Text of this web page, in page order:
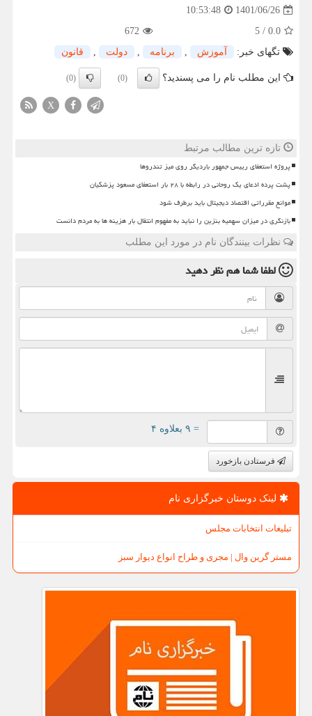
1401/06/26
10:53:48
0.0
/
5
672
تگهای خبر:
آموزش , برنامه , دولت , قانون
این مطلب نام را می پسندید؟ (0)
(0)
X
تازه ترین مطالب مرتبط
پروژه استعفای رییس جمهور باردیگر روی میز تندروها
پشت پرده ادعای یک روحانی در رابطه با ۲۸ بار استعفای مسعود پزشکیان
موانع مقرراتی اقتصاد دیجیتال باید برطرف شود
بازنگری در میزان سهمیه بنزین را نباید به مفهوم انتقال بار هزینه ها به مردم دانست
نظرات بینندگان نام در مورد این مطلب
لطفا شما همنظر دهید
= ۹ بعلاوه ۴
فرستادن بازخورد
لینک دوستان خبرگزاری نام
تبلیغات انتخابات مجلس
مستر گرین وال | مجری و طراح انواع دیوار سبز